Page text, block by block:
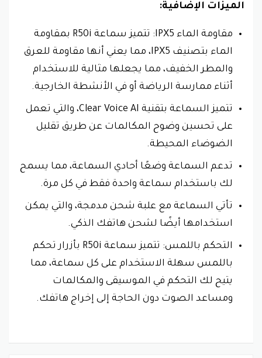
الميزات الإضافية:
مقاومة الماء IPX5: تتميز سماعة R50i بمقاومة
الماء بتصنيف IPX5، مما يعني أنها مقاومة للعرق
والمطر الخفيف، مما يجعلها مثالية للاستخدام
أثناء ممارسة الرياضة أو في الأنشطة الخارجية.
تتميز السماعة بتقنية Clear Voice AI، والتي تعمل
على تحسين وضوح المكالمات عن طريق تقليل
الضوضاء المحيطة.
تدعم السماعة وضعًا أحادي السماعة، مما يسمح
لك باستخدام سماعة واحدة فقط في كل مرة.
تأتي السماعة مع علبة شحن مدمجة، والتي يمكن
استخدامها أيضًا لشحن هاتفك الذكي.
التحكم باللمس: تتميز سماعة R50i بأزرار تحكم
باللمس سهلة الاستخدام على كل سماعة، مما
يتيح لك التحكم في الموسيقى والمكالمات
ومساعد الصوت دون الحاجة إلى إخراج هاتفك.